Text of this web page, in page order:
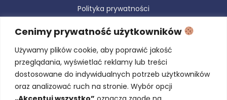
Cenimy prywatność użytkowników
Używamy plików cookie, aby poprawić jakość
przeglądania, wyświetlać reklamy lub treści
dostosowane do indywidualnych potrzeb użytkowników
oraz analizować ruch na stronie. Wybór opcji
Polityka prywatności
Najczęściej zadawane pytania (FAQ)
Zwroty i reklamacje
Polityka cookies
Blog